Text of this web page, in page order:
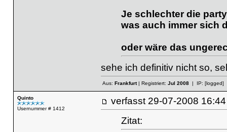
Je schlechter die
was auch immer sich
oder wäre das
sehe ich definitiv nicht so,
Aus: Frankfurt| Registriert: Jul 2008| IP: [logged]
Quinto
Usernummer # 1412
verfasst 29-07-2008
Zitat: